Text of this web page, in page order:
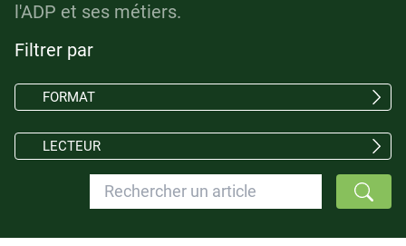
l'ADP et ses métiers.
Filtrer par
FORMAT
LECTEUR